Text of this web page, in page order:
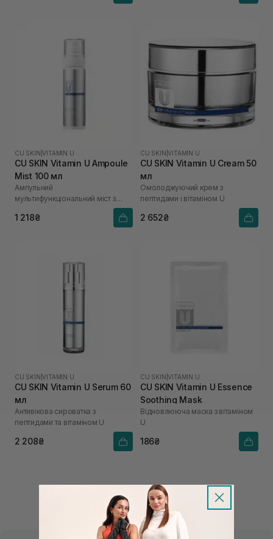
CU SKIN |VITAMIN U
CU SKIN Vitamin U Ampoule
Mist 100 мл
Ампульний
мультифункціональний міст з
1 218₴
CU SKIN |VITAMIN U
CU SKIN Vitamin U Cream 50
мл
Омолоджуючий крем з
пептидами і вітаміном U
2 652₴
CU SKIN |VITAMIN U
CU SKIN Vitamin U Serum 60
мл
Антивікова сироватка з
пептидами та вітаміном U
2 208₴
CU SKIN |VITAMIN U
CU SKIN Vitamin U Essence
Soothing Mask
Відновлююча маска з вітаміном
U
186₴